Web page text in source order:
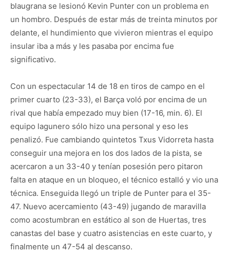
blaugrana se lesionó Kevin Punter con un problema en
un hombro. Después de estar más de treinta minutos por
delante, el hundimiento que vivieron mientras el equipo
insular iba a más y les pasaba por encima fue
significativo.
Con un espectacular 14 de 18 en tiros de campo en el
primer cuarto (23-33), el Barça voló por encima de un
rival que había empezado muy bien (17-16, min. 6). El
equipo lagunero sólo hizo una personal y eso les
penalizó. Fue cambiando quintetos Txus Vidorreta hasta
conseguir una mejora en los dos lados de la pista, se
acercaron a un 33-40 y tenían posesión pero pitaron
falta en ataque en un bloqueo, el técnico estalló y vio una
técnica. Enseguida llegó un triple de Punter para el 35-
47. Nuevo acercamiento (43-49) jugando de maravilla
como acostumbran en estático al son de Huertas, tres
canastas del base y cuatro asistencias en este cuarto, y
finalmente un 47-54 al descanso.